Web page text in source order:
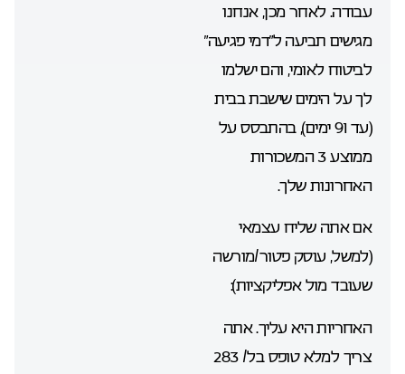
עבודה. לאחר מכן, אנחנו
מגישים תביעה ל”דמי פגיעה”
לביטוח לאומי, והם ישלמו
לך על הימים שישבת בבית
(עד 91 ימים), בהתבסס על
ממוצע 3 המשכורות
האחרונות שלך.
אם אתה שליח עצמאי
(למשל, עוסק פטור/מורשה
שעובד מול אפליקציות):
האחריות היא עליך. אתה
צריך למלא טופס בל/ 283